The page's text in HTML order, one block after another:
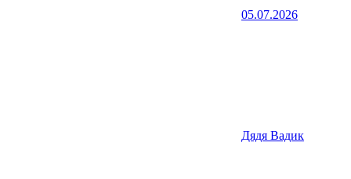
05.07.2026
Дядя Вадик